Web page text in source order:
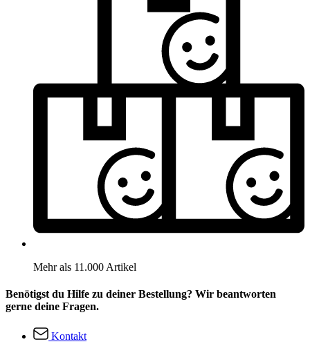
Mehr als 11.000 Artikel
Benötigst du Hilfe zu deiner Bestellung? Wir beantworten
gerne deine Fragen.
Kontakt